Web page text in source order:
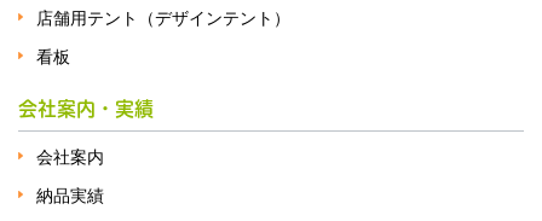
店舗用テント（デザインテント）
看板
会社案内・実績
会社案内
納品実績